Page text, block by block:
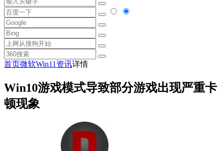
首页微软Win11资讯详情
Win10游戏模式导致部分游戏出现严重卡
顿现象